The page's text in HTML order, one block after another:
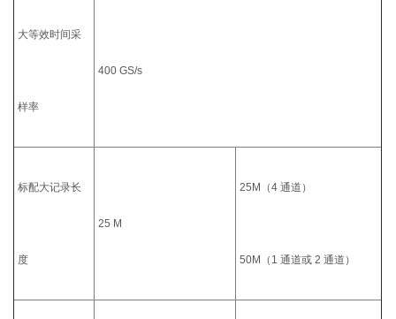
大等效时间采
样率
400 GS/s
标配大记录长
度
25 M
25M（4 通道）
50M（1 通道或 2 通道）